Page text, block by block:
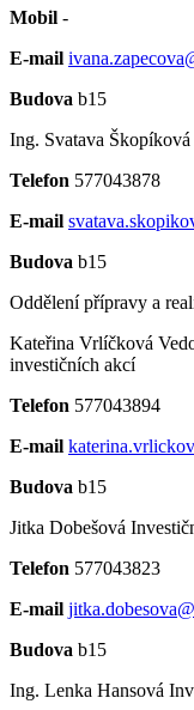
Mobil -
E-mail
Budova b15
Ing. Svatava Škopíková
Telefon 577043878
E-mail
Budova b15
Oddělení přípravy a
Kateřina Vrlíčková
investičních akcí
Telefon 577043894
E-mail
Budova b15
Jitka Dobešová
Telefon 577043823
E-mail
Budova b15
Ing. Lenka Hansová